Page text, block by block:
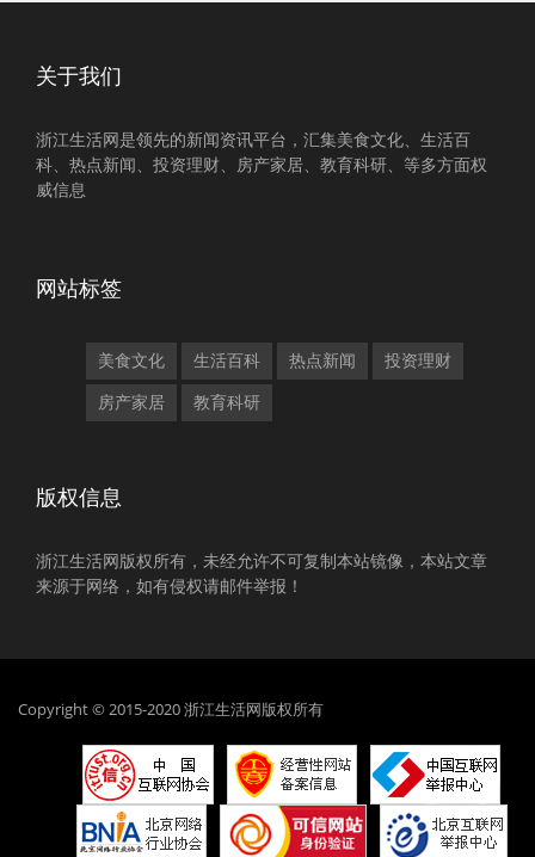
关于我们
浙江生活网是领先的新闻资讯平台，汇集美食文化、生活百
科、热点新闻、投资理财、房产家居、教育科研、等多方面权
威信息
网站标签
美食文化 生活百科 热点新闻 投资理财
房产家居 教育科研
版权信息
浙江生活网版权所有，未经允许不可复制本站镜像，本站文章
来源于网络，如有侵权请邮件举报！
Copyright © 2015-2020 浙江生活网版权所有